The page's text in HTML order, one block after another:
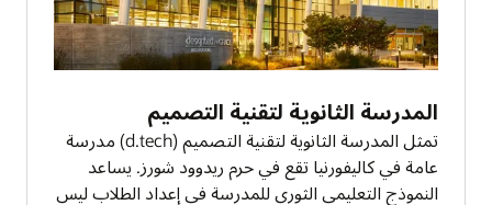
المدرسة الثانوية لتقنية التصميم
تمثل المدرسة الثانوية لتقنية التصميم (d.tech) مدرسة
عامة في كاليفورنيا تقع في حرم ريدوود شورز. يساعد
النموذج التعليمي الثوري للمدرسة في إعداد الطلاب ليس